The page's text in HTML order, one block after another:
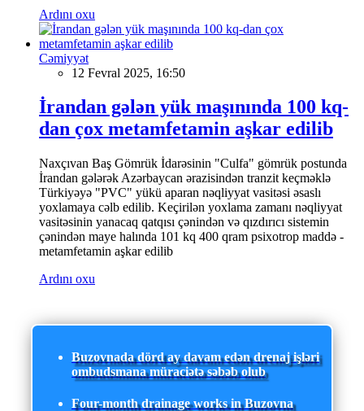
Ardını oxu
Cəmiyyət
12 Fevral 2025, 16:50
İrandan gələn yük maşınında 100 kq-
dan çox metamfetamin aşkar edilib
Naxçıvan Baş Gömrük İdarəsinin "Culfa" gömrük postunda
İrandan gələrək Azərbaycan ərazisindən tranzit keçməklə
Türkiyəyə "PVC" yükü aparan nəqliyyat vasitəsi əsaslı
yoxlamaya cəlb edilib. Keçirilən yoxlama zamanı nəqliyyat
vasitəsinin yanacaq qatqısı çənindən və qızdırıcı sistemin
çənindən maye halında 101 kq 400 qram psixotrop maddə -
metamfetamin aşkar edilib
Ardını oxu
Buzovnada dörd ay davam edən drenaj işləri
ombudsmana müraciətə səbəb olub
Four-month drainage works in Buzovna